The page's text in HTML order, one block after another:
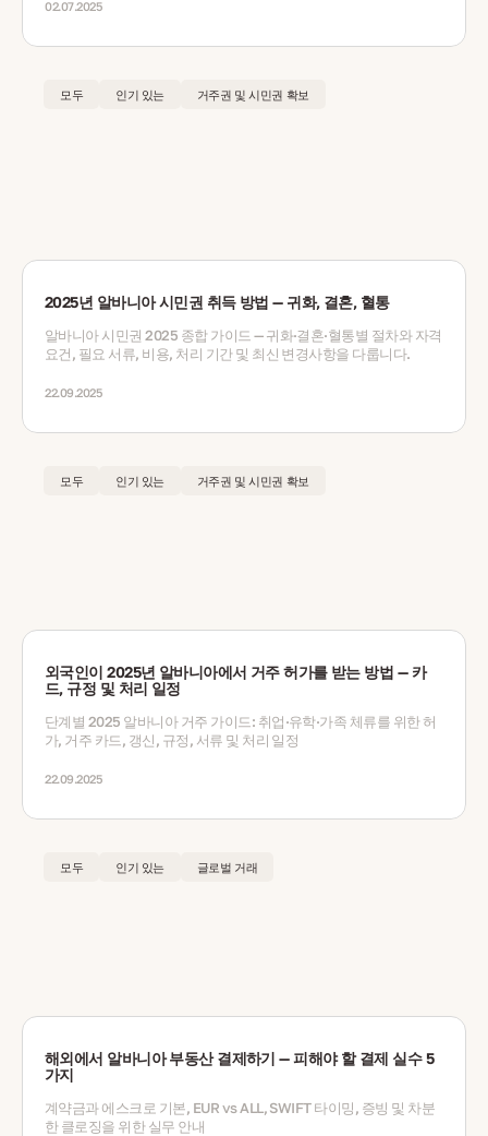
02.07.2025
모두 인기 있는 거주권 및 시민권 확보
2025년 알바니아 시민권 취득 방법 — 귀화, 결혼, 혈통
알바니아 시민권 2025 종합 가이드 — 귀화·결혼·혈통별 절차와 자격
요건, 필요 서류, 비용, 처리 기간 및 최신 변경사항을 다룹니다.
22.09.2025
모두 인기 있는 거주권 및 시민권 확보
외국인이 2025년 알바니아에서 거주 허가를 받는 방법 — 카
드, 규정 및 처리 일정
단계별 2025 알바니아 거주 가이드: 취업·유학·가족 체류를 위한 허
가, 거주 카드, 갱신, 규정, 서류 및 처리 일정
22.09.2025
모두 인기 있는 글로벌 거래
해외에서 알바니아 부동산 결제하기 — 피해야 할 결제 실수 5
가지
계약금과 에스크로 기본, EUR vs ALL, SWIFT 타이밍, 증빙 및 차분
한 클로징을 위한 실무 안내